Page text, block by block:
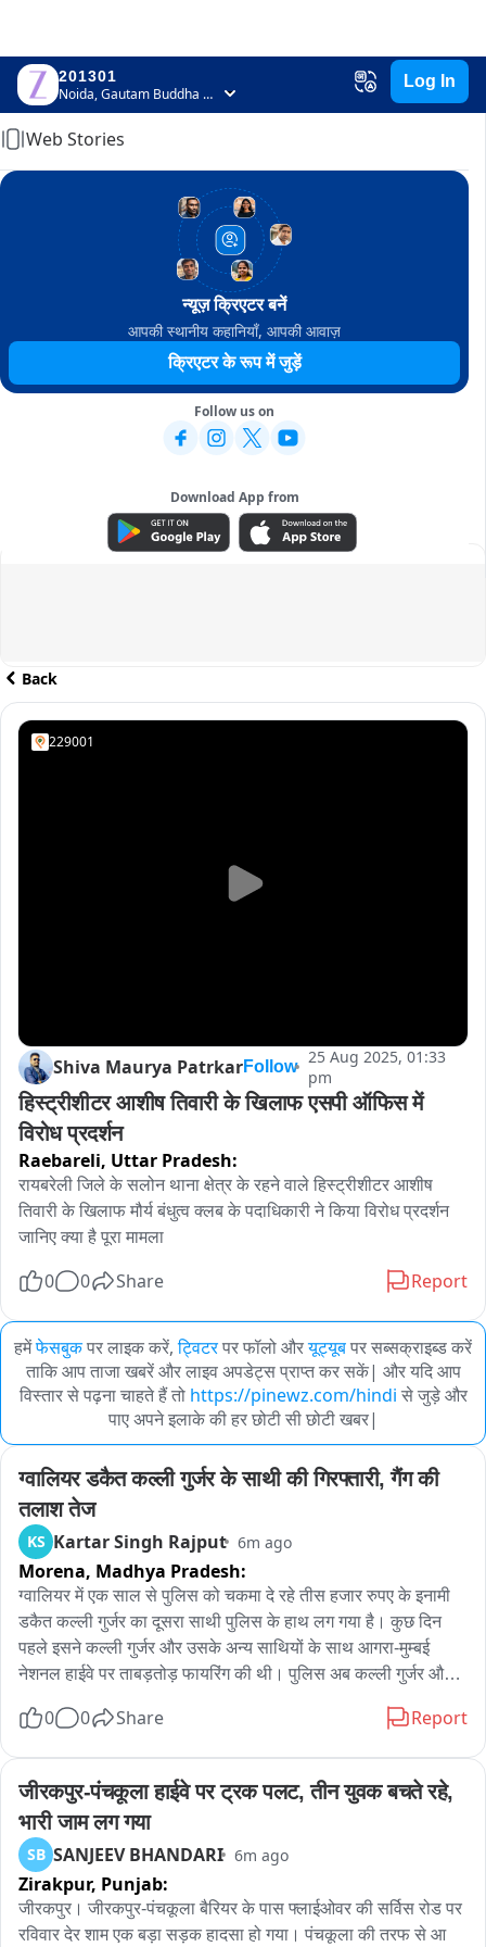
201301
Noida, Gautam Buddha Nagar, Uttar Pradesh
Log In
Home
Web Stories
न्यूज़ क्रिएटर बनें
आपकी स्थानीय कहानियाँ, आपकी आवाज़
क्रिएटर के रूप में जुड़ें
Follow us on
Download App from
ADVERTISEMENT
Back
229001
Shiva Maurya PatrkarFollow 25 Aug 2025, 01:33
pm
हिस्ट्रीशीटर आशीष तिवारी के खिलाफ एसपी ऑफिस में
विरोध प्रदर्शन
Raebareli, Uttar Pradesh:
रायबरेली जिले के सलोन थाना क्षेत्र के रहने वाले हिस्ट्रीशीटर आशीष
तिवारी के खिलाफ मौर्य बंधुत्व क्लब के पदाधिकारी ने किया विरोध प्रदर्शन
जानिए क्या है पूरा मामला
0 0 Share Report
हमेंफेसबुकपर लाइक करें, ट्विटरपर फॉलो औरयूट्यूबपर सब्सक्राइब्ड करें
ताकि आप ताजा खबरें और लाइव अपडेट्स प्राप्त कर सकें| और यदि आप
विस्तार से पढ़ना चाहते हैं तो https://pinewz.com/hindi से जुड़े और
पाए अपने इलाके की हर छोटी सी छोटी खबर|
ग्वालियर डकैत कल्ली गुर्जर के साथी की गिरफ्तारी, गैंग की
तलाश तेज
KS Kartar Singh Rajput 6m ago
Morena, Madhya Pradesh:
ग्वालियर में एक साल से पुलिस को चकमा दे रहे तीस हजार रुपए के इनामी
डकैत कल्ली गुर्जर का दूसरा साथी पुलिस के हाथ लग गया है। कुछ दिन
पहले इसने कल्ली गुर्जर और उसके अन्य साथियों के साथ आगरा-मुम्बई
नेशनल हाईवे पर ताबड़तोड़ फायरिंग की थी। पुलिस अब कल्ली गुर्जर और
कंटेनर पर फायरिंग की थी। इसके बाद से ही पुलिस जंगल में सर्चिंग कर रही
थीं। आठ दिन पहले पुलिस टीमों ने घेराबंदी कर कल्ली के साथी अजय उर्फ
दुर्लभ गोस्वामी को पकड़ा था। इसके बाद से ही पुलिस टीम जंगल की घेराबंदी
कर सर्चिंग कर रही है। बीते रोज एक अन्य आरोपी भी जंगल में घेराबंदी में
मिला है। पुलिस पूछताछ में उसकी पहचान अजय गुर्जर निवासी लेहर थाना
दिमनी जिला मुरैना के रूप में हुई है। पुलिस की टीमें पकड़े गए आरोपी से
पूछताछ कर कल्ली की जानकारी जुटाने में लग गई है। पुलिस पूछताछ में
0 0 Share Report
जीरकपुर-पंचकूला हाईवे पर ट्रक पलट, तीन युवक बचते रहे,
भारी जाम लग गया
SB SANJEEV BHANDARI 6m ago
Zirakpur, Punjab:
जीरकपुर। जीरकपुर-पंचकूला बैरियर के पास फ्लाईओवर की सर्विस रोड पर
रविवार देर शाम एक बड़ा सड़क हादसा हो गया। पंचकूला की तरफ से आ